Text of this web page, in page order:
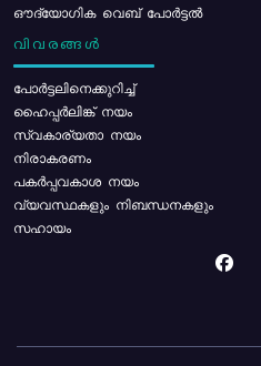
ഔദ്യോഗിക വെബ് പോർട്ടൽ
വിവരങ്ങൾ
പോര്‍ട്ടലിനെക്കുറിച്ച്
ഹൈപ്പർലിങ്ക് നയം
സ്വകാര്യതാ നയം
നിരാകരണം
പകർപ്പവകാശ നയം
വ്യവസ്ഥകളും നിബന്ധനകളും
സഹായം